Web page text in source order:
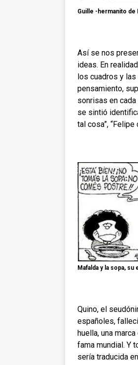
Guille -hermanito de
Así se nos
ideas. En
los cuadros y las
pensamiento,
sonrisas en
se sintió
tal cosa”,
Mafalda y la sopa,
Quino, el
españoles,
huella, una
fama mundial. Y
sería traducida